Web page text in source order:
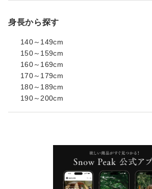
身長から探す
140～149cm
150～159cm
160～169cm
170～179cm
180～189cm
190～200cm